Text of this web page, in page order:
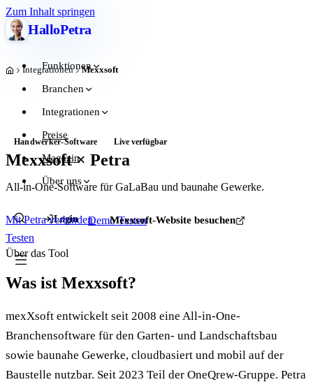
Zum Inhalt springen
HalloPetra
Funktionen
Branchen
Integrationen
Preise
Magazin
Über uns
Login DemoTesten
Testen
Start Integrationen Mexxsoft
Handwerker-Software Live verfügbar
Mexxsoft × Petra
All-in-One-Software für GaLaBau und baunahe Gewerke.
Mit Petra verbinden Mexxsoft-Website besuchen
Über das Tool
Was ist Mexxsoft?
mexXsoft entwickelt seit 2008 eine All-in-One-
Branchensoftware für den Garten- und Landschaftsbau
sowie baunahe Gewerke, cloudbasiert und mobil auf der
Baustelle nutzbar. Seit 2023 Teil der OneQrew-Gruppe. Petra